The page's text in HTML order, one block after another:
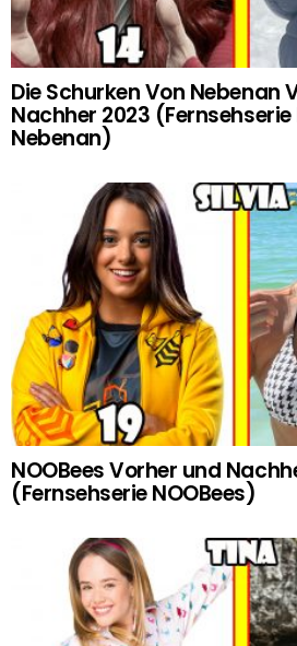
Die Schurken Von Nebenan
Nachher 2023
Nebenan)
NOOBees Vorher und
(Fernsehserie NOOBees)